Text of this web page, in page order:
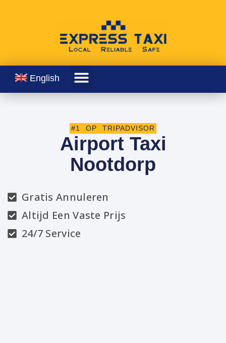
English
#1 OP TRIPADVISOR
Airport Taxi
Nootdorp
Gratis Annuleren
Altijd Een Vaste Prijs
24/7 Service